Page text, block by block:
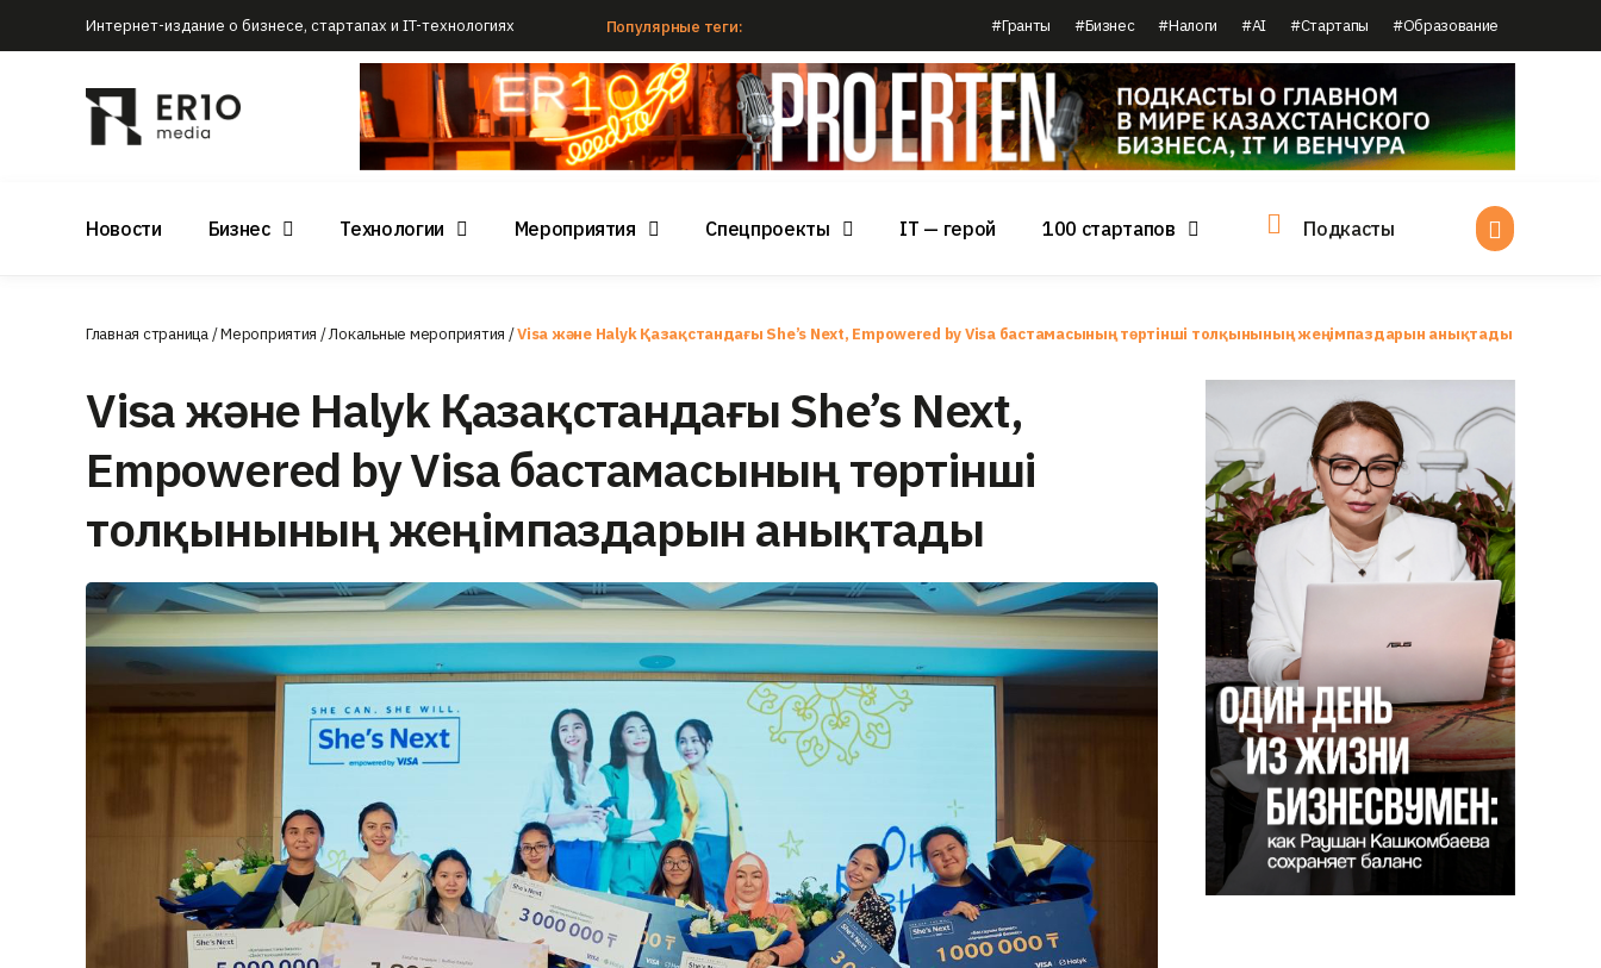
Интернет-издание о бизнесе, стартапах и IT-технологиях Популярные теги: #Гранты #Бизнес #Налоги #AI #Стартапы #Образование
Новости Бизнес Технологии Мероприятия Спецпроекты IT — герой 100 стартапов Подкасты
Главная страница/Мероприятия /Локальные мероприятия /Visa және Halyk Қазақстандағы She’s Next, Empowered by Visa бастамасының төртінші толқынының жеңімпаздарын анықтады
Visa және Halyk Қазақстандағы She’s Next,
Empowered by Visa бастамасының төртінші
толқынының жеңімпаздарын анықтады